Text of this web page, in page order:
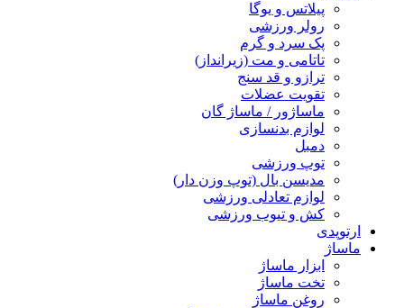
پیلاتس و یوگا
رولر ورزشی
پک سرد و گرم
تاتامی و مت (زیرانداز)
ترازو و قد سنج
تقویت عضلات
ماساژور / ماساژ گان
لوازم بدنسازی
دمبل
توپ ورزشی
مدیسن بال (توپ وزن دار)
لوازم تعادلی ورزشی
کش و تیوب ورزشی
ارتوپدی
ماساژ
ابزار ماساژ
تخت ماساژ
روغن ماساژ